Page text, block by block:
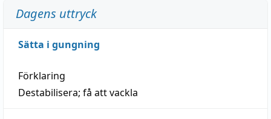
Dagens uttryck
Sätta i gungning
Förklaring
Destabilisera; få att vackla